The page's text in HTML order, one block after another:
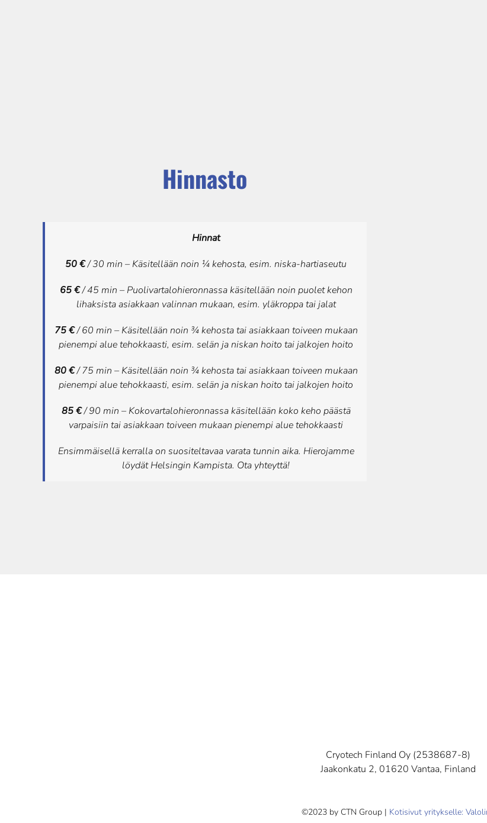
Hinnasto
Hinnat
50 €/ 30 min – Käsitellään noin ¼ kehosta, esim. niska-hartiaseutu
65 €/ 45 min – Puolivartalohieronnassa käsitellään noin puolet kehon
lihaksista asiakkaan valinnan mukaan, esim. yläkroppa tai jalat
75 €/ 60 min – Käsitellään noin ¾ kehosta tai asiakkaan toiveen mukaan
pienempi alue tehokkaasti, esim. selän ja niskan hoito tai jalkojen hoito
80 €/ 75 min – Käsitellään noin ¾ kehosta tai asiakkaan toiveen mukaan
pienempi alue tehokkaasti, esim. selän ja niskan hoito tai jalkojen hoito
85 €/ 90 min – Kokovartalohieronnassa käsitellään koko keho päästä
varpaisiin tai asiakkaan toiveen mukaan pienempi alue tehokkaasti
Ensimmäisellä kerralla on suositeltavaa varata tunnin aika. Hierojamme
löydät Helsingin Kampista. Ota yhteyttä!
Cryotech Finland Oy (2538687-8)
Jaakonkatu 2, 01620 Vantaa, Finland
©2023 by CTN Group | Kotisivut yritykselle: